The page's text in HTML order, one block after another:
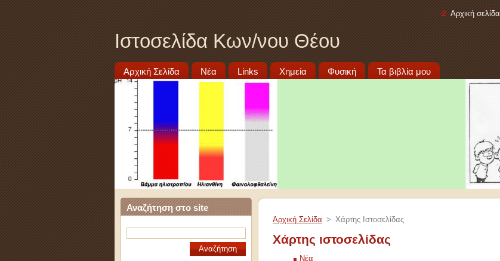
Αρχική σελίδα
Ιστοσελίδα Κων/νου Θέου
Αρχική Σελίδα Νέα Links Χημεία Φυσική Τα βιβλία μου
Αναζήτηση στο site
Αρχική Σελίδα > Χάρτης Ιστοσελίδας
Χάρτης ιστοσελίδας
Νέα